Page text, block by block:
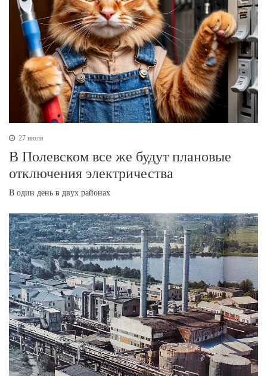
27 июля
В Полевском все же будут плановые
отключения электричества
В один день в двух районах